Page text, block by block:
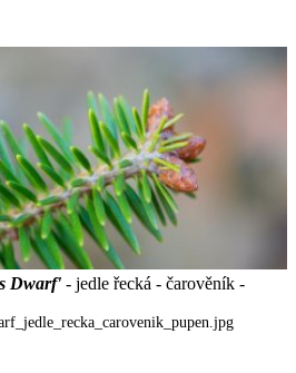
Dwarf' - jedle řecká - čarověník -